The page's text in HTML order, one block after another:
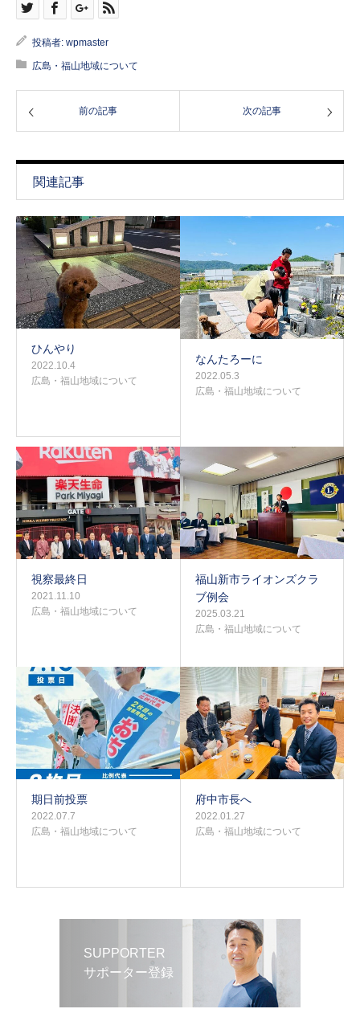
投稿者: wpmaster
広島・福山地域について
前の記事 次の記事
関連記事
ひんやり
2022.10.4
広島・福山地域について
なんたろーに
2022.05.3
広島・福山地域について
視察最終日
2021.11.10
広島・福山地域について
福山新市ライオンズクラ
ブ例会
2025.03.21
広島・福山地域について
期日前投票
2022.07.7
広島・福山地域について
府中市長へ
2022.01.27
広島・福山地域について
SUPPORTER
サポーター登録